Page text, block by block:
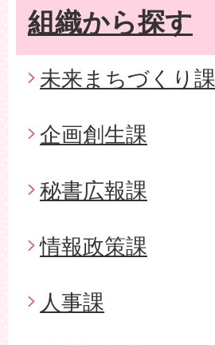
組織から探す
未来まちづくり課
企画創生課
秘書広報課
情報政策課
人事課